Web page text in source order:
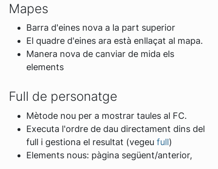
Mapes
Barra d'eines nova a la part superior
El quadre d'eines ara està enllaçat al mapa.
Manera nova de canviar de mida els
elements
Full de personatge
Mètode nou per a mostrar taules al FC.
Executa l'ordre de dau directament dins del
full i gestiona el resultat (vegeu full)
Elements nous: pàgina següent/anterior,